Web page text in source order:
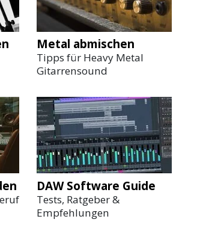
Metal abmischen
Tipps für Heavy Metal
Gitarrensound
DAW Software Guide
Tests, Ratgeber &
Empfehlungen